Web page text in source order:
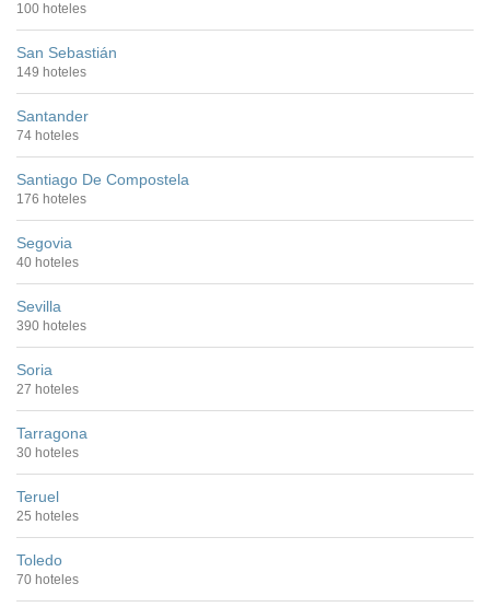
100 hoteles
San Sebastián
149 hoteles
Santander
74 hoteles
Santiago De Compostela
176 hoteles
Segovia
40 hoteles
Sevilla
390 hoteles
Soria
27 hoteles
Tarragona
30 hoteles
Teruel
25 hoteles
Toledo
70 hoteles